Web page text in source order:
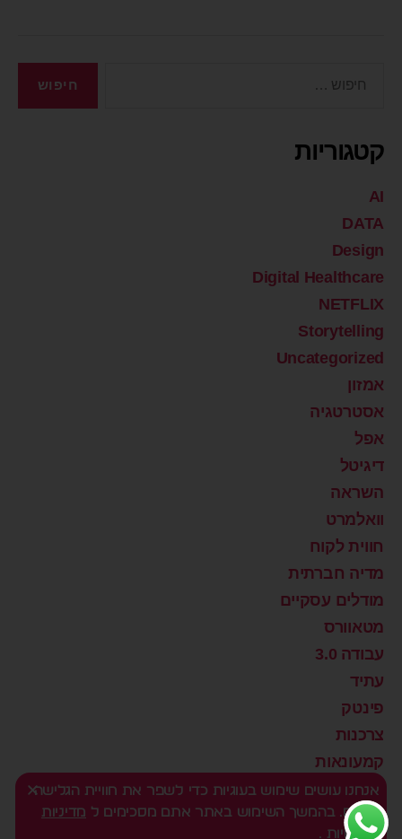
קטגוריות
AI
DATA
Design
Digital Healthcare
NETFLIX
Storytelling
Uncategorized
אמזון
אסטרטגיה
אפל
דיגיטל
השראה
וואלמרט
חווית לקוח
מדיה חברתית
מודלים עסקיים
מטאוורס
עבודה 3.0
עתיד
פינטק
צרכנות
קמעונאות
רוצים שינוי?
שיווק דיגיטלי
אנחנו עושים שימוש בעוגיות כדי לשפר את חוויית הגלישה
שלכם. בהמשך השימוש באתר אתם מסכימים ל מדיניות
הפרטיות .